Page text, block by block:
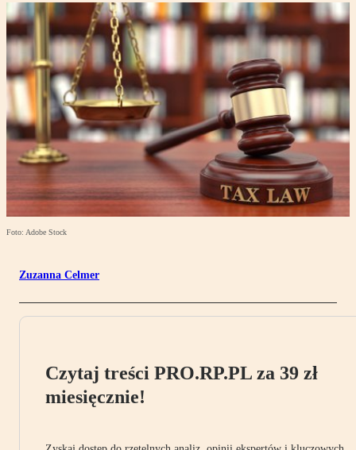
Foto: Adobe Stock
Zuzanna Celmer
Czytaj treści PRO.RP.PL za 39 zł
miesięcznie!